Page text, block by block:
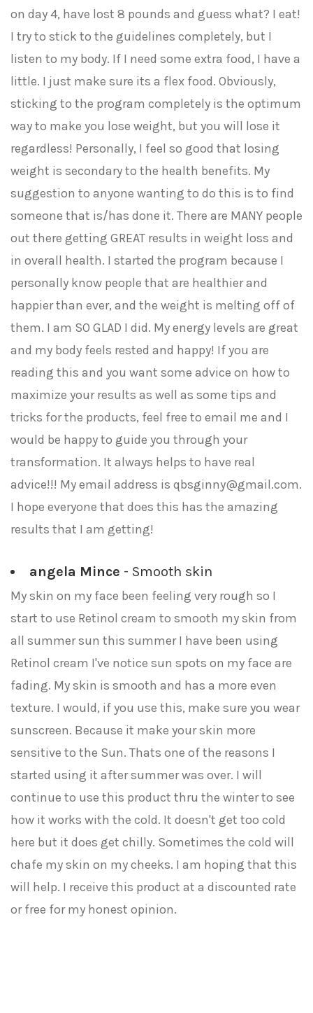
on day 4, have lost 8 pounds and guess what? I eat!
I try to stick to the guidelines completely, but I
listen to my body. If I need some extra food, I have a
little. I just make sure its a flex food. Obviously,
sticking to the program completely is the optimum
way to make you lose weight, but you will lose it
regardless! Personally, I feel so good that losing
weight is secondary to the health benefits. My
suggestion to anyone wanting to do this is to find
someone that is/has done it. There are MANY people
out there getting GREAT results in weight loss and
in overall health. I started the program because I
personally know people that are healthier and
happier than ever, and the weight is melting off of
them. I am SO GLAD I did. My energy levels are great
and my body feels rested and happy! If you are
reading this and you want some advice on how to
maximize your results as well as some tips and
tricks for the products, feel free to email me and I
would be happy to guide you through your
transformation. It always helps to have real
advice!!! My email address is qbsginny@gmail.com.
I hope everyone that does this has the amazing
results that I am getting!
angela Mince - Smooth skin
My skin on my face been feeling very rough so I
start to use Retinol cream to smooth my skin from
all summer sun this summer I have been using
Retinol cream I've notice sun spots on my face are
fading. My skin is smooth and has a more even
texture. I would, if you use this, make sure you wear
sunscreen. Because it make your skin more
sensitive to the Sun. Thats one of the reasons I
started using it after summer was over. I will
continue to use this product thru the winter to see
how it works with the cold. It doesn't get too cold
here but it does get chilly. Sometimes the cold will
chafe my skin on my cheeks. I am hoping that this
will help. I receive this product at a discounted rate
or free for my honest opinion.